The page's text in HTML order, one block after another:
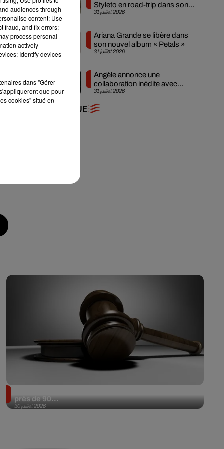
31 juillet 2026
Styleto en road-trip dans son
nouveau clip
31 juillet 2026
Ariana Grande se libère dans
son nouvel album « Petals »
31 juillet 2026
Angèle annonce une
collaboration inédite avec
Amelie Lens
+ DE MUSIQUE
30 juillet 2026
près de 90...
audiences through
content; Use
fraud, and fix errors;
process personal
actively
Identify devices
dans "Gérer
que pour
cookies" situé en